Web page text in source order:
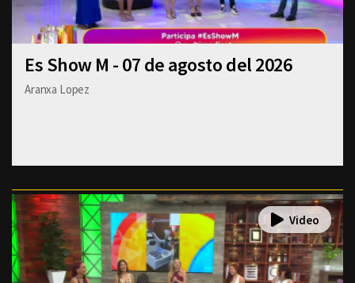
Es Show M - 07 de agosto del 2026
Aranxa Lopez